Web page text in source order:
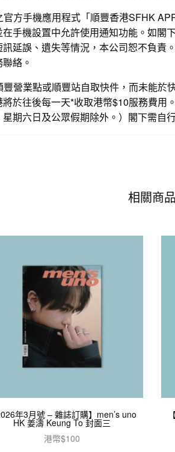
官方手機應用程式「順豐香港SFHK
手機設置中允許使用通知功能。如閣
延誤、遺失等情況，本公司恕不負責
絡。
豐營業點或順豐站自取快件，而未能於
於往後每一天*收取港幣$10服務費用
期六日及公眾假期除外。）閣下需自
相關商品
年3月號 – 雜誌訂購】men’s uno
HK 姜濤 Keung To 封面三
港幣$100